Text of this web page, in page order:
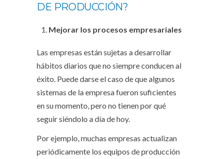
DE PRODUCCIÓN?
Mejorar los procesos empresariales
Las empresas están sujetas a desarrollar
hábitos diarios que no siempre conducen al
éxito. Puede darse el caso de que algunos
sistemas de la empresa fueron suficientes
en su momento, pero no tienen por qué
seguir siéndolo a día de hoy.
Por ejemplo, muchas empresas actualizan
periódicamente los equipos de producción